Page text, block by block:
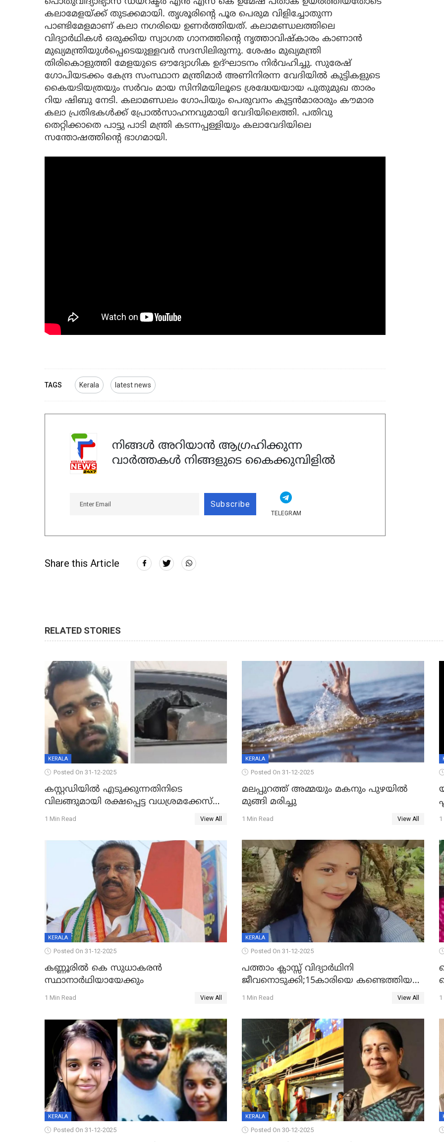
കലാമേളയ്ക്ക് തുടക്കമായി. തൃശൂരിൻ്റെ പൂര പെരുമ വിളിച്ചോതുന്ന
പാണ്ടിമേളമാണ് കലാ നഗരിയെ ഉണർത്തിയത്. കലാമണ്ഡലത്തിലെ
വിദ്യാർഥികൾ ഒരുക്കിയ സ്വാഗത ഗാനത്തിൻ്റെ നൃത്താവിഷ്കാരം കാണാൻ
മുഖ്യമന്ത്രിയുൾപ്പെടെയുള്ളവർ സദസിലിരുന്നു. ശേഷം മുഖ്യമന്ത്രി
തിരികൊളുത്തി മേളയുടെ ഔദ്യോഗിക ഉദ്ഘാടനം നിർവഹിച്ചു. സുരേഷ്
ഗോപിയടക്കം കേന്ദ്ര സംസ്ഥാന മന്ത്രിമാർ അണിനിരന്ന വേദിയിൽ കുട്ടികളുടെ
കൈയടിയത്രയും സർവം മായ സിനിമയിലൂടെ ശ്രദ്ധേയയായ പുതുമുഖ താരം
റിയ ഷിബു നേടി. കലാമണ്ഡലം ഗോപിയും പെരുവനം കുട്ടൻമാരാരും കൗമാര
കലാ പ്രതിഭകൾക്ക് പ്രോൽസാഹനവുമായി വേദിയിലെത്തി. പതിവു
തെറ്റിക്കാതെ പാട്ടു പാടി മന്ത്രി കടന്നപ്പള്ളിയും കലാവേദിയിലെ
സന്തോഷത്തിൻ്റെ ഭാഗമായി.
TAGS Kerala latest news
നിങ്ങൾ അറിയാൻ ആഗ്രഹിക്കുന്ന
വാർത്തകൾ നിങ്ങളുടെ കൈക്കുമ്പിളിൽ
Subscribe
TELEGRAM
Share this Article
RELATED STORIES
KERALA
Posted On 31-12-2025
കസ്റ്റഡിയിൽ എടുക്കുന്നതിനിടെ
വിലങ്ങുമായി രക്ഷപ്പെട്ട വധശ്രമക്കേസ്
പ്രതി പിടിയിൽ
1 Min Read View All
KERALA
Posted On 31-12-2025
മലപ്പുറത്ത് അമ്മയും മകനും പുഴയിൽ
മുങ്ങി മരിച്ചു
1 Min Read View All 1
KERALA
Posted On 31-12-2025
കണ്ണൂരിൽ കെ സുധാകരൻ
സ്ഥാനാർഥിയായേക്കും
1 Min Read View All
KERALA
Posted On 31-12-2025
പത്താം ക്ലാസ്സ് വിദ്യാര്‍ഥിനി
ജീവനൊടുക്കി;15കാരിയെ കണ്ടെത്തിയത്
കിടപ്പുമുറിയില്‍ തൂങ്ങി മരിച്ച നിലയിൽ
1 Min Read View All 1
KERALA
Posted On 31-12-2025
KERALA
Posted On 30-12-2025